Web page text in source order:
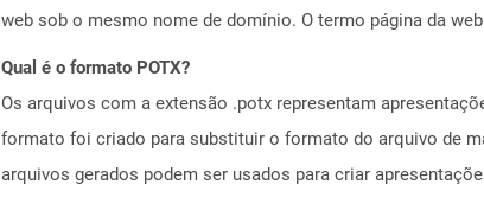
web sob o mesmo nome de domínio. O termo página da
Qual é o formato POTX?
Os arquivos com a extensão .potx representam
formato foi criado para substituir o formato do arquivo de
arquivos gerados podem ser usados ​​para criar